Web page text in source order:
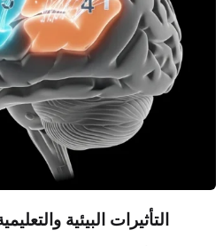
التأثيرات البيئية